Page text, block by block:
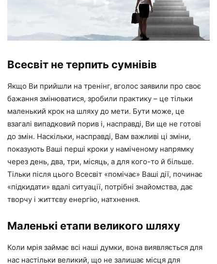
Всесвіт не терпить сумнівів
Якщо Ви прийшли на тренінг, вголос заявили про своє
бажання змінюватися, зробили практику – це тільки
маленький крок на шляху до мети. Бути може, це
взагалі випадковий порив і, насправді, Ви ще не готові
до змін. Наскільки, насправді, Вам важливі ці зміни,
показують Ваші перші кроки у наміченому напрямку
через день, два, три, місяць, а для кого-то й більше.
Тільки після цього Всесвіт «помічає» Ваші дії, починає
«підкидати» вдалі ситуації, потрібні знайомства, дає
творчу і життєву енергію, натхнення.
Маленькі етапи великого шляху
Коли мрія займає всі наші думки, вона виявляється для
нас настільки великий, що не залишає місця для